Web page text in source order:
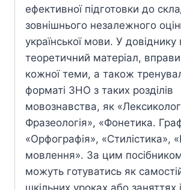
ефективної підготовки до
зовнішнього незалежного
української мови. У
теоретичний матеріал,
кожної теми, а також
форматі ЗНО з таких розділів
мовознавства, як
Фразеологія», «Фонетика.
«Орфографія», «Стилістика»,
мовлення». За цим
можуть готуватись як